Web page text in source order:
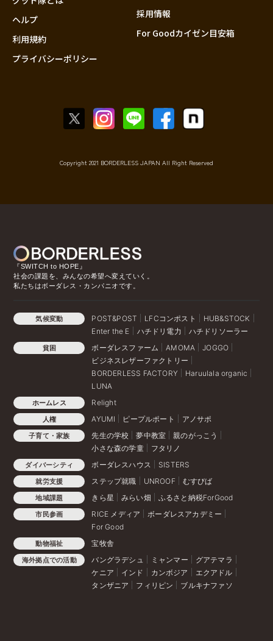
ヘルプ
利用規約
プライバシーポリシー
採用情報
For Goodカイゼン目安箱
Copyright 2021 BORDERLESS JAPAN All Right Reserved
『SWITCH to HOPE』
社会の課題を、みんなの希望へ変えていく。
私たちはボーダレス・カンパニオです。
気候変動 POST&POST LFCコンポスト
HUB&STOCK
Enter the E
ハチドリ電力 ハチドリソーラー
貧困 ボーダレスファーム AMOMA
JOGGO
ビジネスレザーファクトリー
BORDERLESS FACTORY
Haruulala organic
LUNA
ホームレス Relight
人権 AYUMI ピープルポート アノサポ
子育て・家族 先生の学校 夢中教室
親のがっこう
小さな森の学童
フタリノ
ダイバーシティ ボーダレスハウス SISTERS
就労支援 ステップ就職 UNROOF むすびば
地域課題 きら星 みらい畑 ふるさと納税ForGood
市民参画 RICE メディア
ボーダレスアカデミー
For Good
動物福祉 宝牧舎
海外拠点での活動 バングラデシュ ミャンマー
グアテマラ
ケニア
インド カンボジア
エクアドル
タンザニア
フィリピン ブルキナファソ